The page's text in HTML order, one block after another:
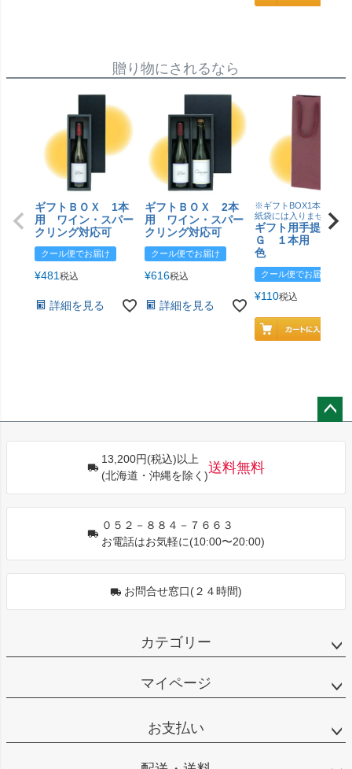
贈り物にされるなら
ギフトＢＯＸ 1本
用 ワイン・スパー
クリング対応可
クール便でお届け
¥481 税込
詳細を見る
ギフトＢＯＸ 2本
用 ワイン・スパー
クリング対応可
クール便でお届け
¥616税込
詳細を見る
※ギフトBOX1本用はこ
紙袋には入りません
ギフト用手提げＢ
Ｇ １本用 エン
色
クール便でお届け
¥110税込
13,200円(税込)以上
(北海道・沖縄を除く)
送料無料
０５２－８８４－７６６３
お電話はお気軽に(10:00〜20:00)
お問合せ窓口(２４時間)
カテゴリー
マイページ
お支払い